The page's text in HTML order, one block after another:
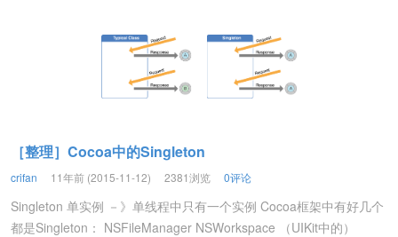
［整理］Cocoa中的Singleton
crifan 11年前 (2015-11-12) 2381浏览 0评论
Singleton 单实例 －》单线程中只有一个实例 Cocoa框架中有好几个
都是Singleton： NSFileManager NSWorkspace （UIKit中的）